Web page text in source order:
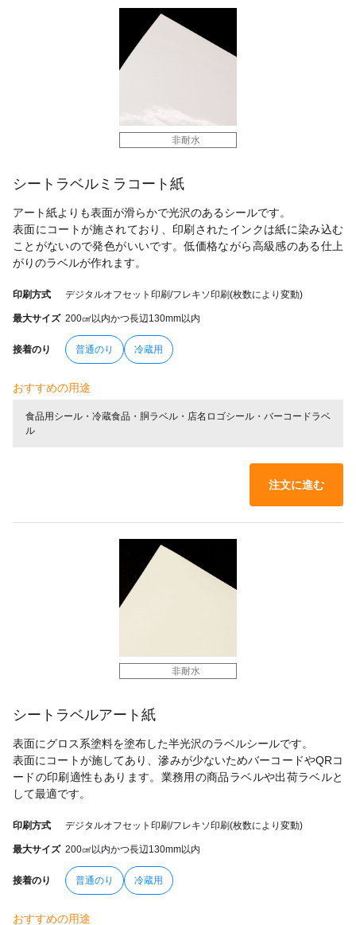
非耐水
シートラベルミラコート紙
アート紙よりも表面が滑らかで光沢のあるシールです。
表面にコートが施されており、印刷されたインクは紙に染み込む
ことがないので発色がいいです。低価格ながら高級感のある仕上
がりのラベルが作れます。
印刷方式 デジタルオフセット印刷/フレキソ印刷(枚数により変動)
最大サイズ 200㎠以内かつ長辺130mm以内
接着のり 普通のり 冷蔵用
おすすめの用途
食品用シール・冷蔵食品・胴ラベル・店名ロゴシール・バーコードラベ
ル
注文に進む
非耐水
シートラベルアート紙
表面にグロス系塗料を塗布した半光沢のラベルシールです。
表面にコートが施してあり、滲みが少ないためバーコードやQRコ
ードの印刷適性もあります。業務用の商品ラベルや出荷ラベルと
して最適です。
印刷方式 デジタルオフセット印刷/フレキソ印刷(枚数により変動)
最大サイズ 200㎠以内かつ長辺130mm以内
接着のり 普通のり 冷蔵用
おすすめの用途